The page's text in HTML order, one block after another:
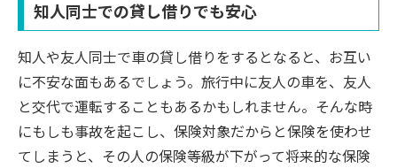
知人同士での貸し借りでも安心
知人や友人同士で車の貸し借りをするとなると、お互い
に不安な面もあるでしょう。旅行中に友人の車を、友人
と交代で運転することもあるかもしれません。そんな時
にもしも事故を起こし、保険対象だからと保険を使わせ
てしまうと、その人の保険等級が下がって将来的な保険